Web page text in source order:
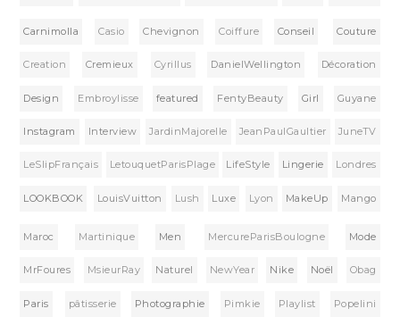
Carnimolla Casio Chevignon Coiffure Conseil Couture
Creation Cremieux Cyrillus DanielWellington Décoration
Design Embroylisse featured FentyBeauty Girl Guyane
Instagram Interview JardinMajorelle JeanPaulGaultier JuneTV
LeSlipFrançais LetouquetParisPlage LifeStyle Lingerie Londres
LOOKBOOK LouisVuitton Lush Luxe Lyon MakeUp Mango
Maroc Martinique Men MercureParisBoulogne Mode
MrFoures MsieurRay Naturel NewYear Nike Noël Obag
Paris pâtisserie Photographie Pimkie Playlist Popelini